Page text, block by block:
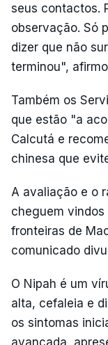
seus contactos.
observação. Só
dizer que não
terminou",
Também os
que estão "a
Calcutá e
chinesa que
A avaliação e o
cheguem vindos
fronteiras de
comunicado
O Nipah é um
alta, cefaleia e
os sintomas
avançada,